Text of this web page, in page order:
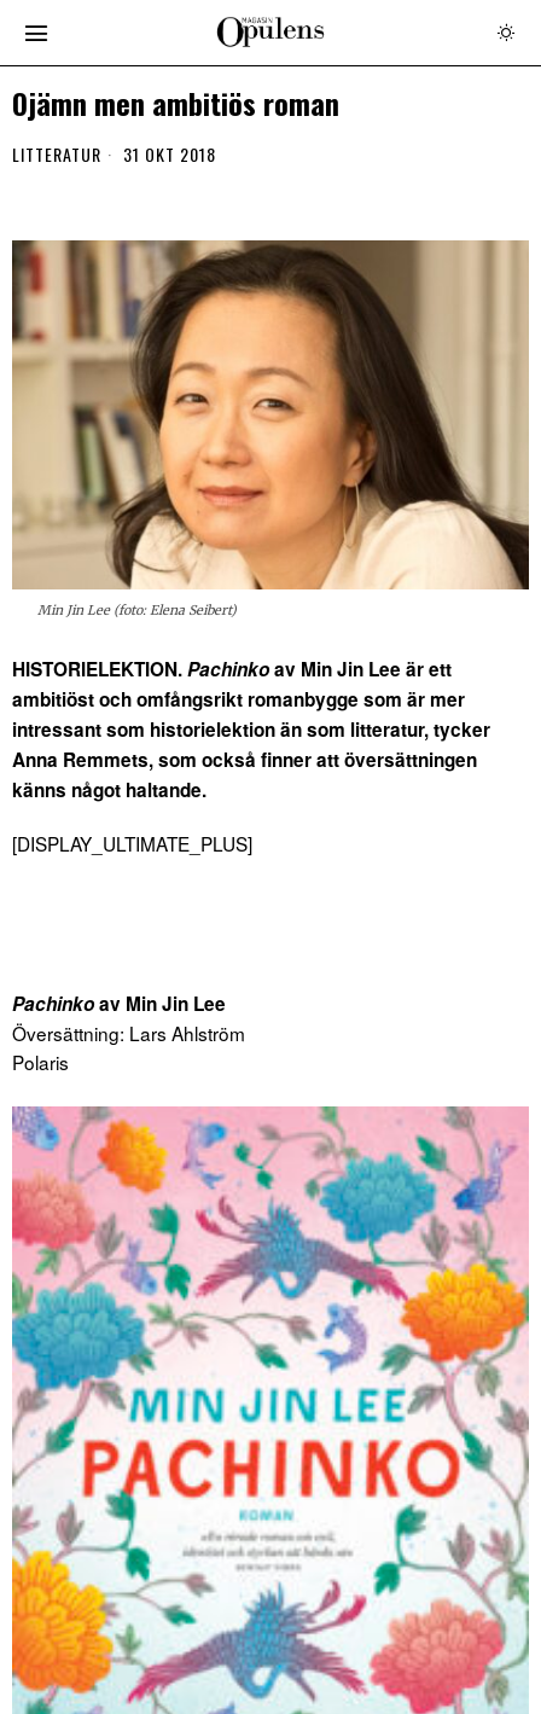
Ojämn men ambitiös roman
LITTERATUR 31 OKT 2018
Min Jin Lee (foto: Elena Seibert)
HISTORIELEKTION.Pachinkoav Min Jin Lee är ett
ambitiöst och omfångsrikt romanbygge som är mer
intressant som historielektion än som litteratur, tycker
Anna Remmets, som också finner att översättningen
känns något haltande.
[DISPLAY_ULTIMATE_PLUS]
Pachinkoav Min Jin Lee
Översättning: Lars Ahlström
Polaris